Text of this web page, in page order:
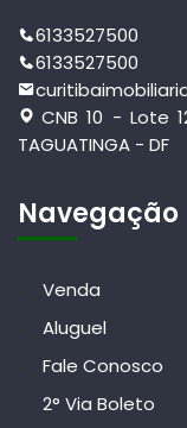
6133527500
6133527500
CNB 10 - Lote
TAGUATINGA - DF
Navegação
Venda
Aluguel
Fale Conosco
2° Via Boleto